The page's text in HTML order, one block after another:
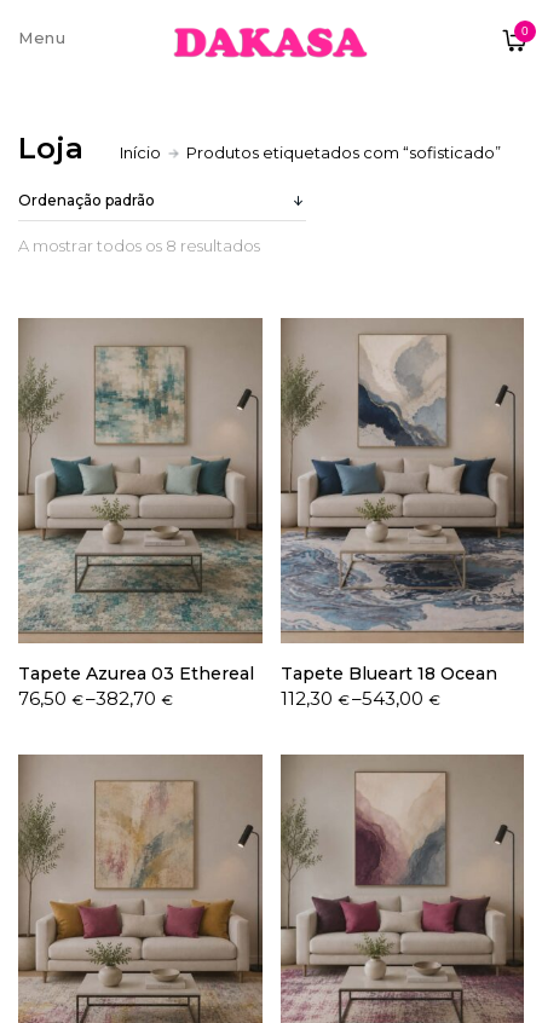
0
Sobre nós
Trocas e Devoluções
Termos e condições
Livro de Reclamações
Loja Início Produtos etiquetados com “sofisticado”
A mostrar todos os 8 resultados
Tapete Azurea 03 Ethereal
76,50 €–382,70€
Price
382,70 €
Tapete Blueart 18 Ocean
112,30 €–543,00 €
Price
543,00 €